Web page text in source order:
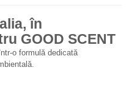
în
GOOD SCENT
o formulă dedicată